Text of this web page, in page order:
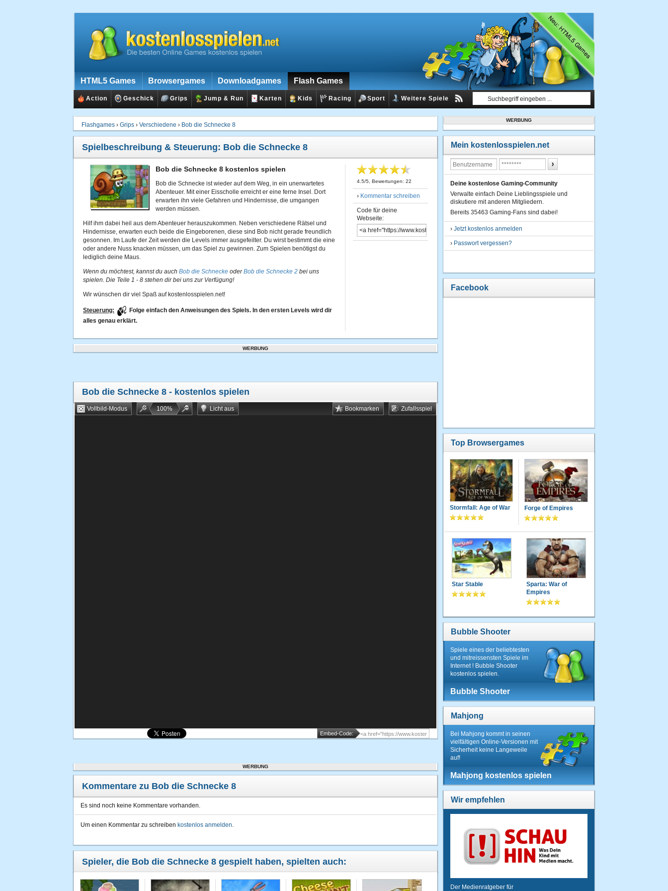
HTML5 Games Browsergames Downloadgames Flash Games
Action Geschick Grips Jump & Run Karten Kids Racing Sport Weitere Spiele
Flashgames › Grips › Verschiedene › Bob die Schnecke 8
Spielbeschreibung & Steuerung: Bob die Schnecke 8
Bob die Schnecke 8 kostenlos spielen
Bob die Schnecke ist wieder auf dem Weg, in ein unerwartetes
Abenteuer. Mit einer Eisscholle erreicht er eine ferne Insel. Dort
erwarten ihn viele Gefahren und Hindernisse, die umgangen
werden müssen.
Hilf ihm dabei heil aus dem Abenteuer herauszukommen. Neben verschiedene Rätsel und
Hindernisse, erwarten euch beide die Eingeborenen, diese sind Bob nicht gerade freundlich
gesonnen. Im Laufe der Zeit werden die Levels immer ausgefeilter. Du wirst bestimmt die eine
oder andere Nuss knacken müssen, um das Spiel zu gewinnen. Zum Spielen benötigst du
lediglich deine Maus.
Wenn du möchtest, kannst du auch Bob die Schnecke oderBob die Schnecke 2 bei uns
spielen. Die Teile 1 - 8 stehen dir bei uns zur Verfügung!
Wir wünschen dir viel Spaß auf kostenlosspielen.net!
Steuerung:
Folge einfach den Anweisungen des Spiels. In den ersten Levels wird dir
alles genau erklärt.
4.5/5 , Bewertungen: 22
› Kommentar schreiben
Code für deine
Webseite:
WERBUNG
Bob die Schnecke 8 - kostenlos spielen
Vollbild-Modus 100% Licht aus Zufallsspiel
Bookmarken
Embed-Code:
WERBUNG
Kommentare zu Bob die Schnecke 8
Es sind noch keine Kommentare vorhanden.
Um einen Kommentar zu schreiben kostenlos anmelden.
Spieler, die Bob die Schnecke 8 gespielt haben, spielten auch:
WERBUNG
Mein kostenlosspielen.net
Deine kostenlose Gaming-Community
Verwalte einfach Deine Lieblingsspiele und
diskutiere mit anderen Mitgliedern.
Bereits 35463 Gaming-Fans sind dabei!
› Jetzt kostenlos anmelden
› Passwort vergessen?
Facebook
Top Browsergames
Stormfall: Age of War Forge of Empires
Star Stable
Sparta: War of
Empires
Bubble Shooter
Spiele eines der beliebtesten
und mitreissensten Spiele im
Internet ! Bubble Shooter
kostenlos spielen.
Bubble Shooter
Mahjong
Bei Mahjong kommt in seinen
vielfältigen Online-Versionen mit
Sicherheit keine Langeweile
auf!
Mahjong kostenlos spielen
Wir empfehlen
Der Medienratgeber für